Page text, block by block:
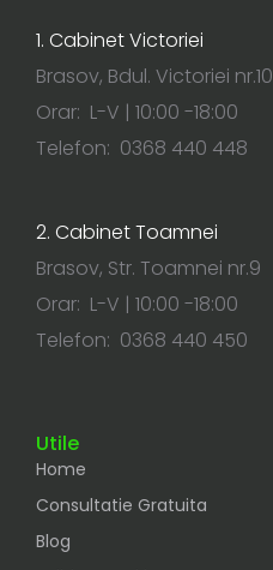
1. Cabinet Victoriei
Brasov, Bdul. Victoriei nr.10
Orar: L-V | 10:00 -18:00
Telefon: 0368 440 448
2. Cabinet Toamnei
Brasov, Str. Toamnei nr.9
Orar: L-V | 10:00 -18:00
Telefon: 0368 440 450
Utile
Home
Consultatie Gratuita
Blog